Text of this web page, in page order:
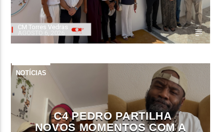
CM Torres Vedras
NOTÍCIAS
C4 PEDRO PARTILHA
NOVOS MOMENTOS COM A